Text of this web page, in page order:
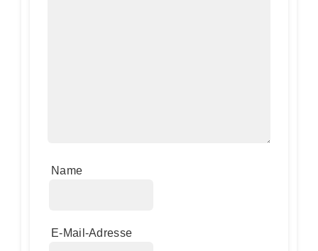
Name
E-Mail-Adresse